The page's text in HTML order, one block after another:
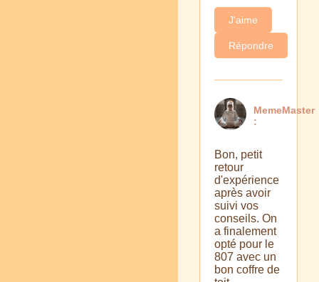
J'aime
Répondre
MemeMaster
:
Bon, petit
retour
d'expérience
après avoir
suivi vos
conseils. On
a finalement
opté pour le
807 avec un
bon coffre de